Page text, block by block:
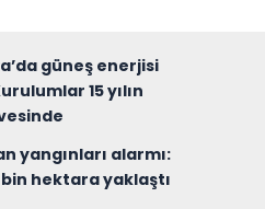
güneş enerjisi
15 yılın
yangınları alarmı:
hektara yaklaştı